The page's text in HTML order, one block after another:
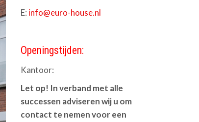
E: info@euro-house.nl
Openingstijden:
Kantoor:
Let op! In verband met alle
successen adviseren wij u om
contact te nemen voor een